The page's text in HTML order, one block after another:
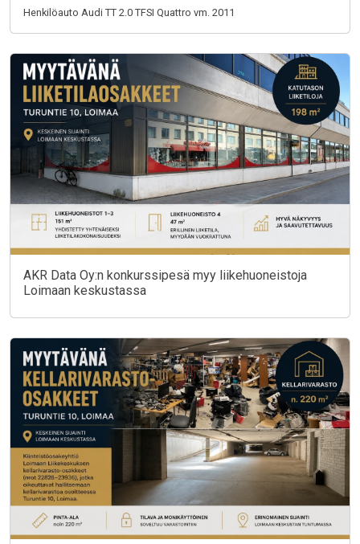
Henkilöauto Audi TT 2.0 TFSI Quattro vm. 2011
AKR Data Oy:n konkurssipesä myy liikehuoneistoja
Loimaan keskustassa